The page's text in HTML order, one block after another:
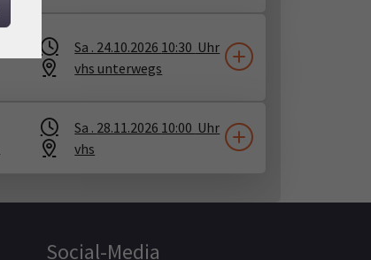
Sa . 24.10.2026 10:30 Uhr
vhs unterwegs
Sa . 28.11.2026 10:00 Uhr
vhs
Social-Media